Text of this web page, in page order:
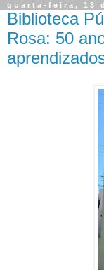
quarta-feira, 13
Biblioteca
Rosa: 50